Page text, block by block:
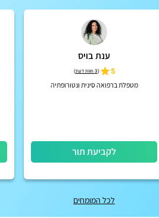
ענת בויס
5
(3 חוות דעת )
מטפלת ברפואה סינית ונטורופתיה
לקביעת תור
לכל המומחים